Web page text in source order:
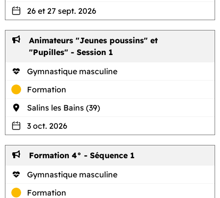
26 et 27 sept. 2026
Animateurs "Jeunes poussins" et
"Pupilles" - Session 1
Gymnastique masculine
Formation
Salins les Bains (39)
3 oct. 2026
Formation 4° - Séquence 1
Gymnastique masculine
Formation